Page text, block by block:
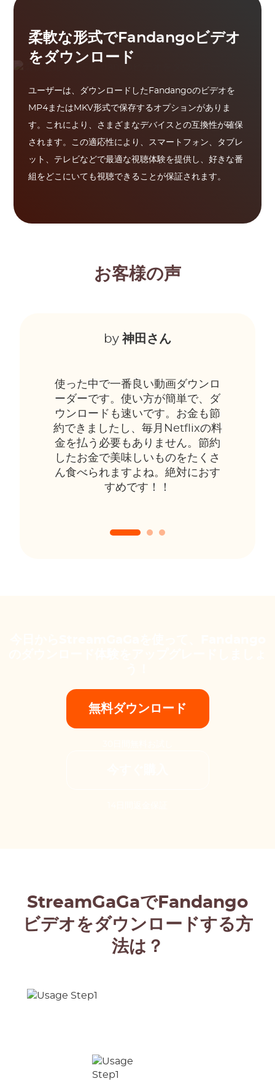
柔軟な形式でFandangoビデオ
をダウンロード
ユーザーは、ダウンロードしたFandangoのビデオを
MP4またはMKV形式で保存するオプションがありま
す。これにより、さまざまなデバイスとの互換性が確保
されます。この適応性により、スマートフォン、タブレ
ット、テレビなどで最適な視聴体験を提供し、好きな番
組をどこにいても視聴できることが保証されます。
お客様の声
by 神田さん
使った中で一番良い動画ダウンロ
ーダーです。使い方が簡単で、ダ
ウンロードも速いです。お金も節
約できましたし、毎月Netflixの料
金を払う必要もありません。節約
したお金で美味しいものをたくさ
ん食べられますよね。絶対におす
すめです！！
無料ダウンロード
StreamGaGaでFandango
ビデオをダウンロードする方
法は？